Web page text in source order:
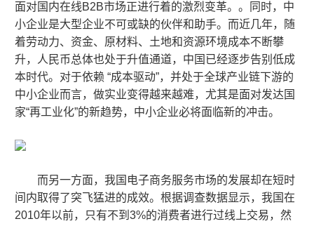
面对国内在线B2B市场正进行着的激烈变革。。同时，中
小企业是大型企业不可或缺的伙伴和助手。而近几年，随
着劳动力、资金、原材料、土地和资源环境成本不断攀
升，人民币总体也处于升值通道，中国已经逐步告别低成
本时代。对于依赖 “成本驱动”，并处于全球产业链下游的
中小企业而言，做实业变得越来越难，尤其是面对发达国
家“再工业化”的新趋势，中小企业必将面临新的冲击。
而另一方面，我国电子商务服务市场的发展却在短时
间内取得了突飞猛进的成效。 根据调查数据显示，我国在
2010年以前，只有不到3%的消费者进行过线上交易，然